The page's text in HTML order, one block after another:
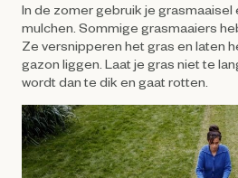
In de zomer gebruik je grasmaaisel
mulchen. Sommige grasmaaiers
Ze versnipperen het gras en laten
gazon liggen. Laat je gras niet te
wordt dan te dik en gaat rotten.